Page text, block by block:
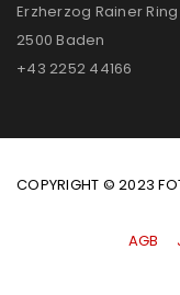
Erzherzog Rainer Ring
2500 Baden
+43 2252 44166
COPYRIGHT © 2023
AGB